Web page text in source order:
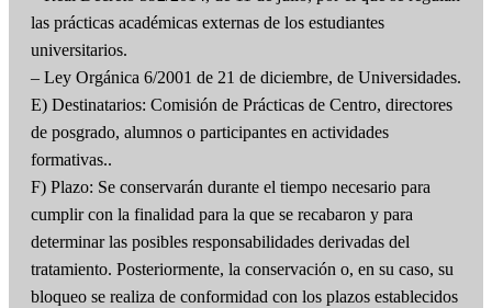
las prácticas académicas externas de los estudiantes
universitarios.
– Ley Orgánica 6/2001 de 21 de diciembre, de Universidades.
E) Destinatarios: Comisión de Prácticas de Centro, directores
de posgrado, alumnos o participantes en actividades
formativas..
F) Plazo: Se conservarán durante el tiempo necesario para
cumplir con la finalidad para la que se recabaron y para
determinar las posibles responsabilidades derivadas del
tratamiento. Posteriormente, la conservación o, en su caso, su
bloqueo se realiza de conformidad con los plazos establecidos